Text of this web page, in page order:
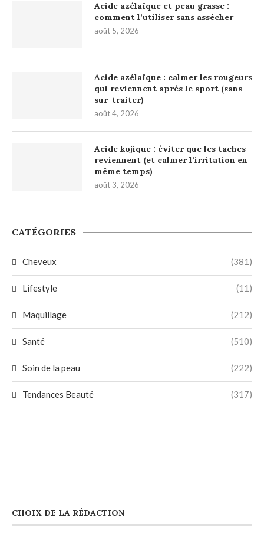
Acide azélaïque et peau grasse :
comment l’utiliser sans assécher
août 5, 2026
Acide azélaïque : calmer les rougeurs
qui reviennent après le sport (sans
sur-traiter)
août 4, 2026
Acide kojique : éviter que les taches
reviennent (et calmer l’irritation en
même temps)
août 3, 2026
CATÉGORIES
Cheveux (381)
Lifestyle (11)
Maquillage (212)
Santé (510)
Soin de la peau (222)
Tendances Beauté (317)
CHOIX DE LA RÉDACTION